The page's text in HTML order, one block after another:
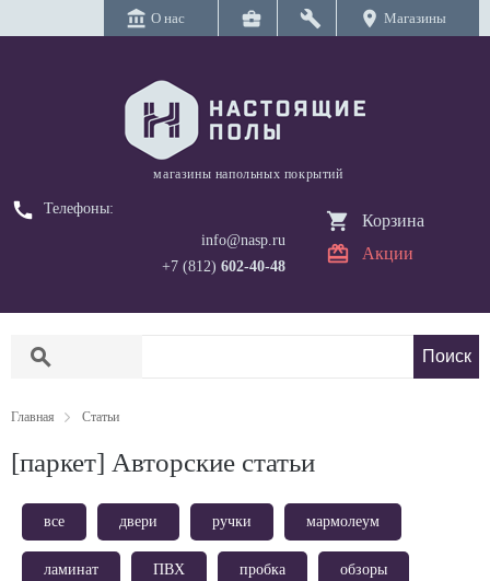
account_balance О нас business_center build location_on Магазины
магазины напольных покрытий
call
Телефоны:
info@nasp.ru
+7 (812) 602-40-48
Корзина
Акции
search
Главная Статьи
[паркет] Авторские статьи
все двери ручки мармолеум
ламинат ПВХ пробка обзоры